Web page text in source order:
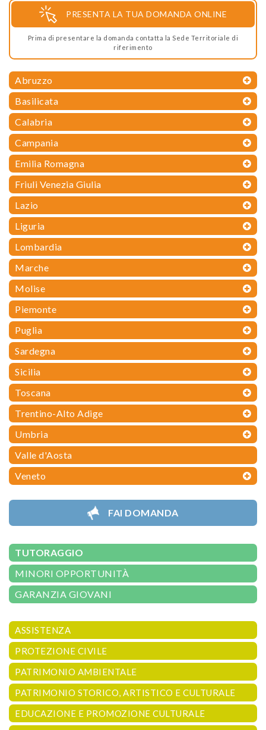
PRESENTA LA TUA DOMANDA ONLINE
Prima di presentare la domanda contatta la Sede Territoriale di
riferimento
Abruzzo
Basilicata
Calabria
Campania
Emilia Romagna
Friuli Venezia Giulia
Lazio
Liguria
Lombardia
Marche
Molise
Piemonte
Puglia
Sardegna
Sicilia
Toscana
Trentino-Alto Adige
Umbria
Valle d'Aosta
Veneto
FAI DOMANDA
TUTORAGGIO
MINORI OPPORTUNITÀ
GARANZIA GIOVANI
ASSISTENZA
PROTEZIONE CIVILE
PATRIMONIO AMBIENTALE
PATRIMONIO STORICO, ARTISTICO E CULTURALE
EDUCAZIONE E PROMOZIONE CULTURALE